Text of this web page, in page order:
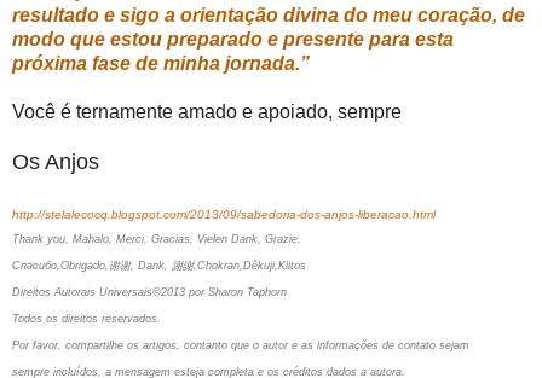
resultado e sigo a orientação divina do meu coração, de
modo que estou preparado e presente para esta
próxima fase de minha jornada.”
Você é ternamente amado e apoiado, sempre
Os Anjos
http://stelalecocq.blogspot.com/2013/09/sabedoria-dos-anjos-liberacao.html
Thank you, Mahalo, Merci, Gracias, Vielen Dank, Grazie,
Спасибо,Obrigado,谢谢, Dank, 謝謝,Chokran,Děkuji,Kiitos
Direitos Autorais Universais©2013 por Sharon Taphorn
Todos os direitos reservados.
Por favor, compartilhe os artigos, contanto que o autor e as informações de contato sejam
sempre incluídos, a mensagem esteja completa e os créditos dados a autora.